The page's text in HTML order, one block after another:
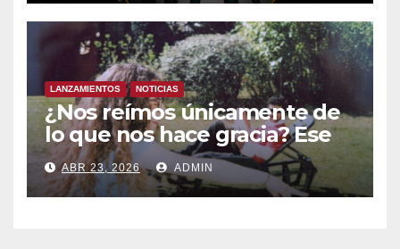
LANZAMIENTOS NOTICIAS
¿Nos reímos únicamente de
lo que nos hace gracia? Ese
chiste ya me lo has contado,
el nuevo single de JUAN
ANSELMO
ABR 23, 2026 ADMIN